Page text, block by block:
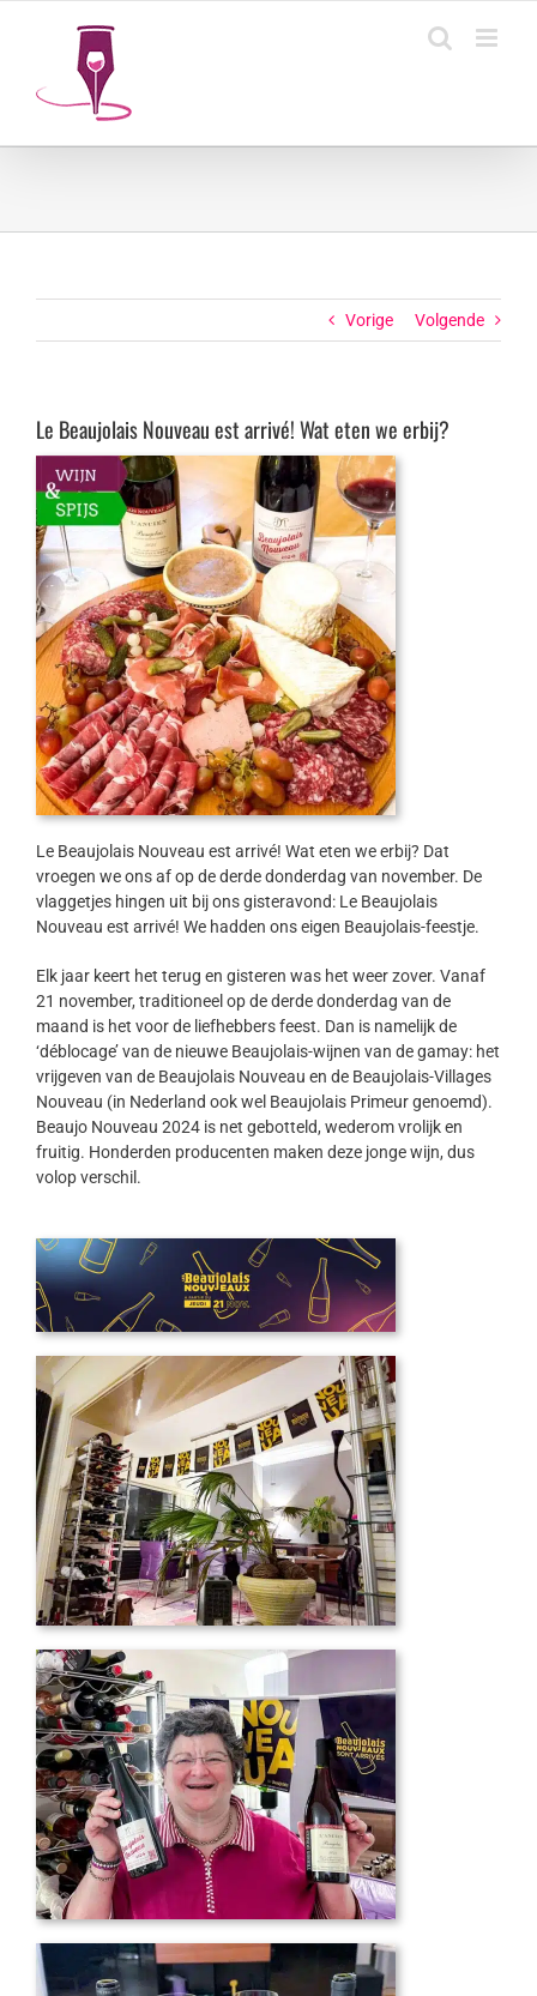
Vorige Volgende
Le Beaujolais Nouveau est arrivé! Wat eten we erbij?
Le Beaujolais Nouveau est arrivé! Wat eten we erbij? Dat
vroegen we ons af op de derde donderdag van november. De
vlaggetjes hingen uit bij ons gisteravond: Le Beaujolais
Nouveau est arrivé! We hadden ons eigen Beaujolais-feestje.
Elk jaar keert het terug en gisteren was het weer zover. Vanaf
21 november, traditioneel op de derde donderdag van de
maand is het voor de liefhebbers feest. Dan is namelijk de
‘déblocage’ van de nieuwe Beaujolais-wijnen van de gamay: het
vrijgeven van de Beaujolais Nouveau en de Beaujolais-Villages
Nouveau (in Nederland ook wel Beaujolais Primeur genoemd).
Beaujo Nouveau 2024 is net gebotteld, wederom vrolijk en
fruitig. Honderden producenten maken deze jonge wijn, dus
volop verschil.